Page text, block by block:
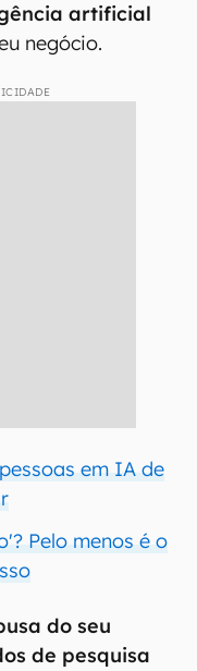
artificial
negócio.
em IA de
Pelo menos é o
do seu
de pesquisa